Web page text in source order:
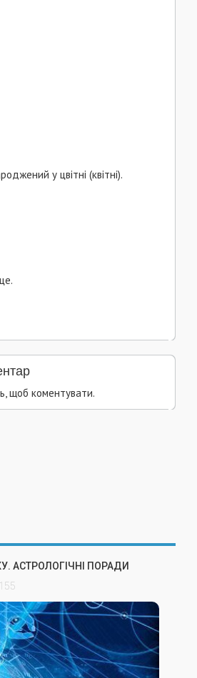
у цвітні (квітні).
щоб коментувати.
АСТРОЛОГІЧНІ ПОРАДИ